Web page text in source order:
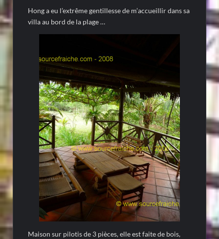
Hong a eu l’extrême gentillesse de m’accueillir dans sa
villa au bord de la plage …
Maison sur pilotis de 3 pièces, elle est faite de bois,